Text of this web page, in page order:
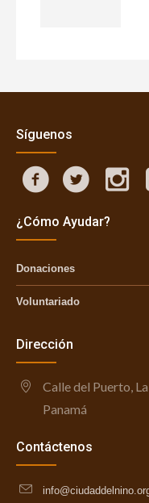
Síguenos
¿Cómo Ayudar?
Donaciones
Voluntariado
Dirección
Calle del Puerto,
Panamá
Contáctenos